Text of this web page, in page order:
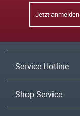
Jetzt anmelden
Service-Hotline
Shop-Service